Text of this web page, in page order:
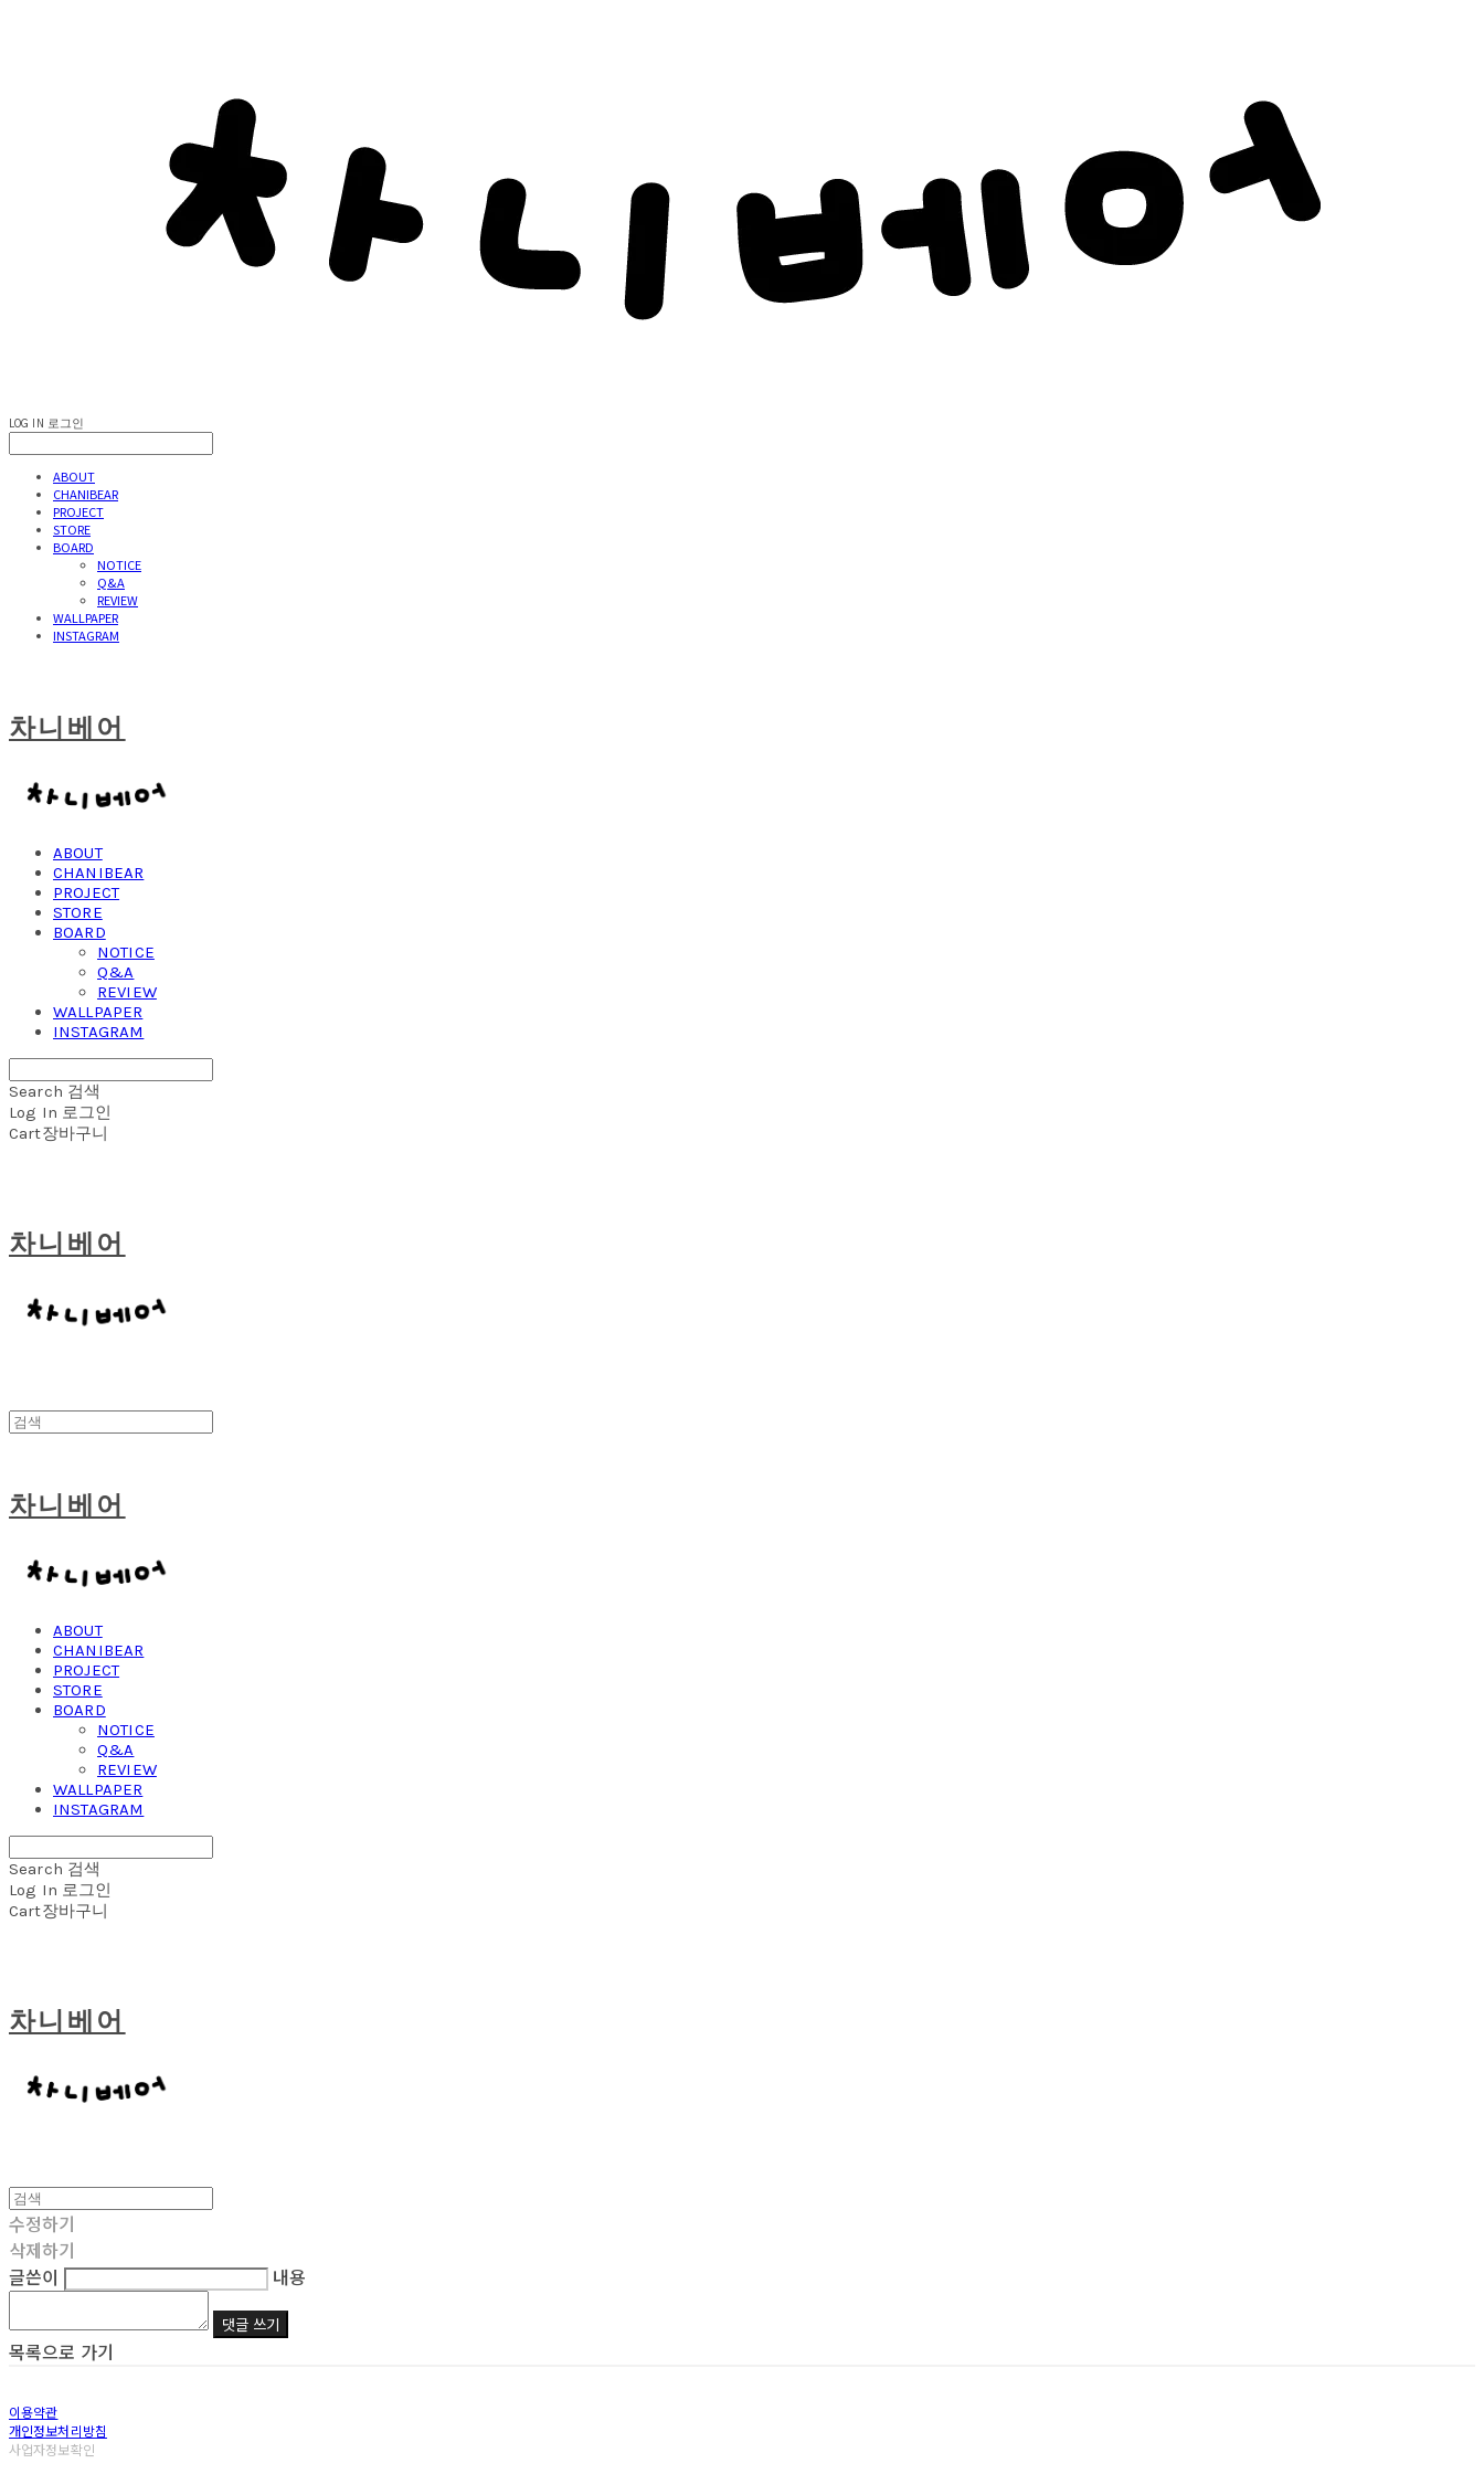
LOG IN 로그인
ABOUT
CHANIBEAR
PROJECT
STORE
BOARD
NOTICE
Q&A
REVIEW
WALLPAPER
INSTAGRAM
차니베어
ABOUT
CHANIBEAR
PROJECT
STORE
BOARD
NOTICE
Q&A
REVIEW
WALLPAPER
INSTAGRAM
Search 검색
Log In 로그인
Cart장바구니
차니베어
차니베어
ABOUT
CHANIBEAR
PROJECT
STORE
BOARD
NOTICE
Q&A
REVIEW
WALLPAPER
INSTAGRAM
Search 검색
Log In 로그인
Cart장바구니
차니베어
수정하기
삭제하기
글쓴이
내용
댓글 쓰기
목록으로 가기
이용약관
개인정보처리방침
사업자정보확인